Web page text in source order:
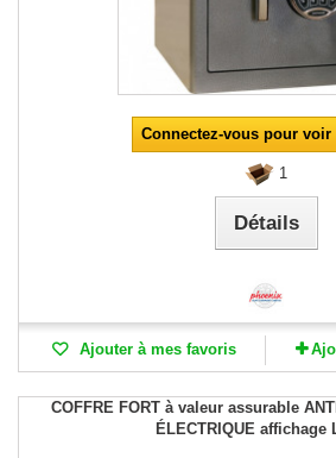
Connectez-vous pour
1
Détails
Ajouter à mes favoris
COFFRE FORT à valeur assurable
ÉLECTRIQUE affichage